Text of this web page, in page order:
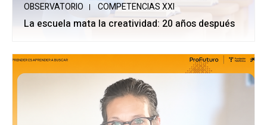
OBSERVATORIO COMPETENCIAS XXI
La escuela mata la creatividad: 20 años después